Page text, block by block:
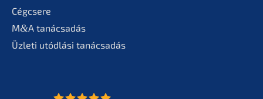
Cégcse­re
M&A tanác­sa­dás
Üzleti utódlá­si tanácsadás